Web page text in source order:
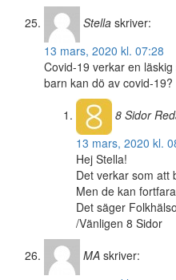
Stella skriver:
13 mars, 2020 kl. 07:28
Covid-19 verkar en
barn kan dö av covid-19?
8 Sidor
13 mars, 2020 kl.
Hej Stella!
Det verkar som att
Men de kan
Det säger
/Vänligen 8 Sidor
MA skriver: